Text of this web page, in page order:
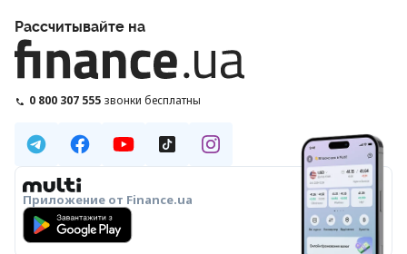
Рассчитывайте на
0 800 307 555 звонки бесплатны
Приложение от Finance.ua